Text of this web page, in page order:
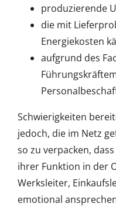
produzierende
die mit
Energiekosten
aufgrund des
Schwierigkeiten
jedoch, die im Netz
so zu verpacken,
ihrer Funktion in der
Werksleiter,
emotional